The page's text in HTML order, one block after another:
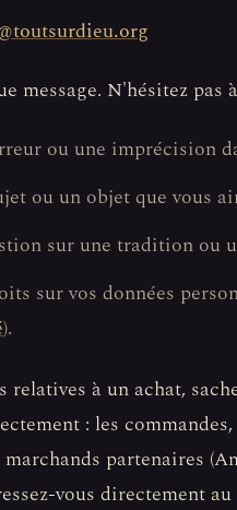
message. N'hésitez pas
ou une imprécision
ou un objet que vous
sur une tradition ou
sur vos données
).
relatives à un achat,
: les
partenaires
vous directement